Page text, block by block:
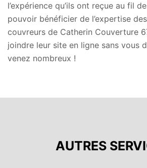
l’expérience qu’ils ont reçue au fil
pouvoir bénéficier de l’expertise
couvreurs de Catherin Couverture
joindre leur site en ligne sans vous
venez nombreux !
AUTRES